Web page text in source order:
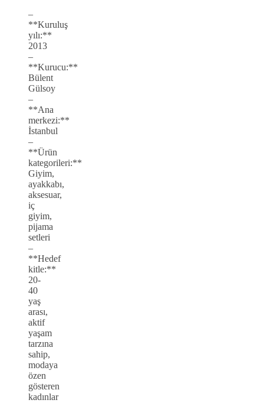
–
**Kuruluş
yılı:**
2013
–
**Kurucu:**
Bülent
Gülsoy
–
**Ana
merkezi:**
İstanbul
–
**Ürün
kategorileri:**
Giyim,
ayakkabı,
aksesuar,
iç
giyim,
pijama
setleri
–
**Hedef
kitle:**
20-
40
yaş
arası,
aktif
yaşam
tarzına
sahip,
modaya
özen
gösteren
kadınlar